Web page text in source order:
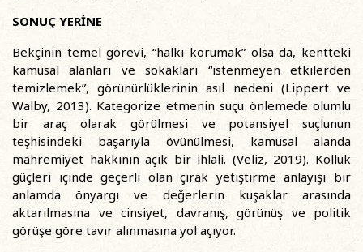
SONUÇ YERİNE
Bekçinin temel görevi, “halkı korumak” olsa da, kentteki
kamusal alanları ve sokakları “istenmeyen etkilerden
temizlemek”, görünürlüklerinin asıl nedeni (Lippert ve
Walby, 2013). Kategorize etmenin suçu önlemede olumlu
bir araç olarak görülmesi ve potansiyel suçlunun
teşhisindeki başarıyla övünülmesi, kamusal alanda
mahremiyet hakkının açık bir ihlali. (Veliz, 2019). Kolluk
güçleri içinde geçerli olan çırak yetiştirme anlayışı bir
anlamda önyargı ve değerlerin kuşaklar arasında
aktarılmasına ve cinsiyet, davranış, görünüş ve politik
görüşe göre tavır alınmasına yol açıyor.